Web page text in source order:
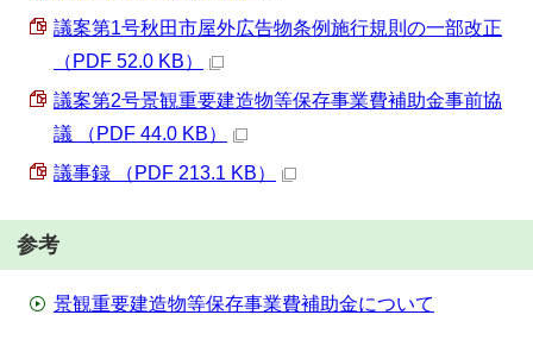
議案第1号秋田市屋外広告物条例施行規則の一部改正
（PDF 52.0 KB）
議案第2号景観重要建造物等保存事業費補助金事前協
議 （PDF 44.0 KB）
議事録 （PDF 213.1 KB）
参考
景観重要建造物等保存事業費補助金について